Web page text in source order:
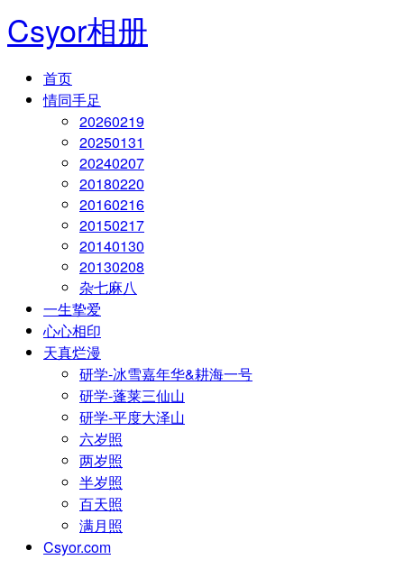
Csyor相册
首页
情同手足
20260219
20250131
20240207
20180220
20160216
20150217
20140130
20130208
杂七麻八
一生挚爱
心心相印
天真烂漫
研学-冰雪嘉年华&耕海一号
研学-蓬莱三仙山
研学-平度大泽山
六岁照
两岁照
半岁照
百天照
满月照
Csyor.com